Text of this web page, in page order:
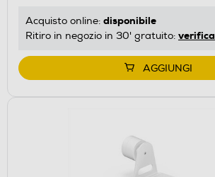
Acquisto online: disponibile
Ritiro in negozio in 30' gratuito: verifica
AGGIUNGI